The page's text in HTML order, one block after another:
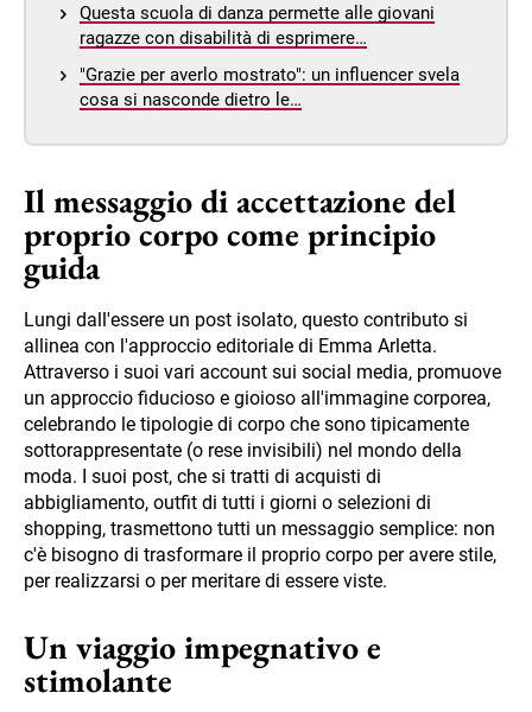
Questa scuola di danza permette alle giovani
ragazze con disabilità di esprimere…
"Grazie per averlo mostrato": un influencer svela
cosa si nasconde dietro le…
Il messaggio di accettazione del
proprio corpo come principio
guida
Lungi dall'essere un post isolato, questo contributo si
allinea con l'approccio editoriale di Emma Arletta.
Attraverso i suoi vari account sui social media, promuove
un approccio fiducioso e gioioso all'immagine corporea,
celebrando le tipologie di corpo che sono tipicamente
sottorappresentate (o rese invisibili) nel mondo della
moda. I suoi post, che si tratti di acquisti di
abbigliamento, outfit di tutti i giorni o selezioni di
shopping, trasmettono tutti un messaggio semplice: non
c'è bisogno di trasformare il proprio corpo per avere stile,
per realizzarsi o per meritare di essere viste.
Un viaggio impegnativo e
stimolante